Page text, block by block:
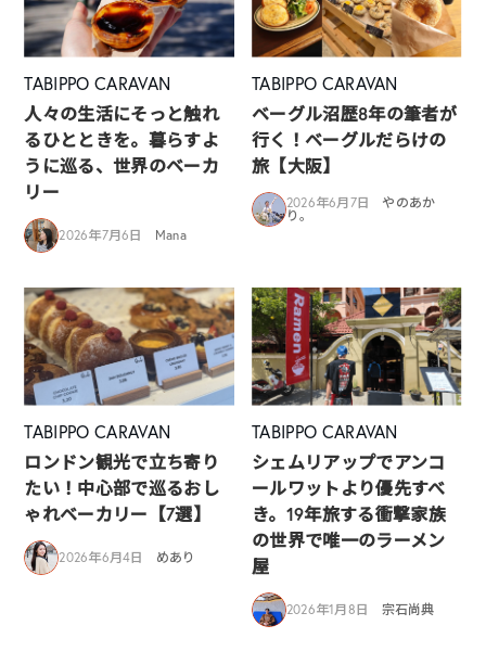
TABIPPO CARAVAN
人々の生活にそっと触れ
るひとときを。暮らすよ
うに巡る、世界のベーカ
リー
2026年7月6日 Mana
TABIPPO CARAVAN
ベーグル沼歴8年の筆者が
行く！ベーグルだらけの
旅【大阪】
2026年6月7日
やのあか
り。
TABIPPO CARAVAN
ロンドン観光で立ち寄り
たい！中心部で巡るおし
ゃれベーカリー【7選】
2026年6月4日 めあり
TABIPPO CARAVAN
シェムリアップでアンコ
ールワットより優先すべ
き。19年旅する衝撃家族
の世界で唯一のラーメン
屋
2026年1月8日 宗石尚典